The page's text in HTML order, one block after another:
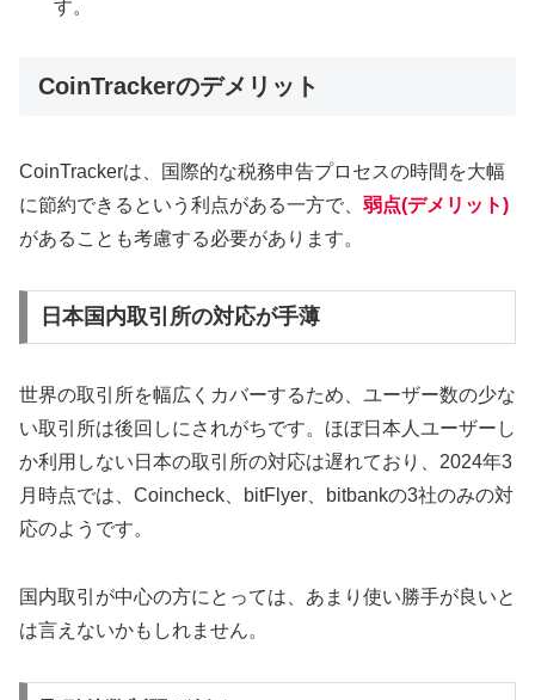
す。
CoinTrackerのデメリット
CoinTrackerは、国際的な税務申告プロセスの時間を大幅
に節約できるという利点がある一方で、 弱点(デメリット)
があることも考慮する必要があります。
日本国内取引所の対応が手薄
世界の取引所を幅広くカバーするため、ユーザー数の少な
い取引所は後回しにされがちです。ほぼ日本人ユーザーし
か利用しない日本の取引所の対応は遅れており、2024年3
月時点では、Coincheck、bitFlyer、bitbankの3社のみの対
応のようです。
国内取引が中心の方にとっては、あまり使い勝手が良いと
は言えないかもしれません。